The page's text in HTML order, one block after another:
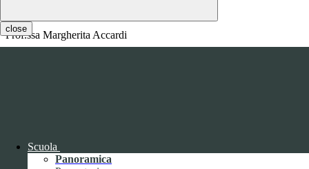
close
Scuola
Panoramica
Prof.ssa Margherita Accardi
Gestione cookie